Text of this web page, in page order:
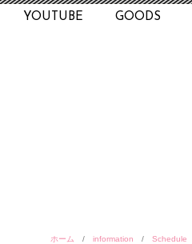
YOUTUBE GOODS
ホーム / information / Schedule